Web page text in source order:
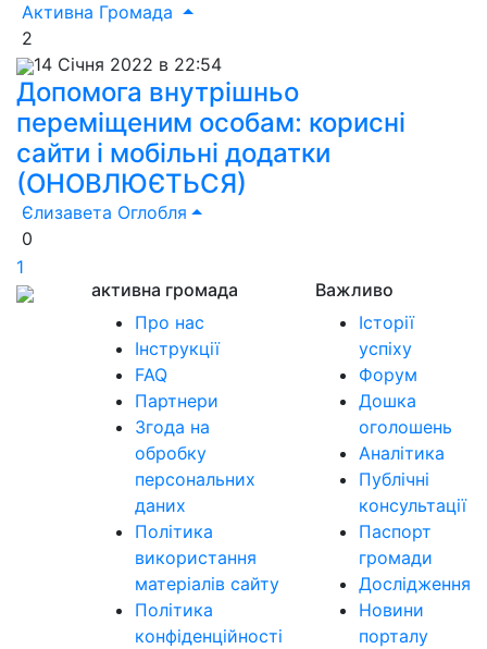
Активна Громада
2
14 Січня 2022 в 22:54
Допомога внутрішньо
переміщеним особам: корисні
сайти і мобільні додатки
(ОНОВЛЮЄТЬСЯ)
Єлизавета Оглобля
0
1
активна громада
Про нас
Інструкції
FAQ
Партнери
Згода на
обробку
персональних
даних
Політика
використання
матеріалів сайту
Політика
конфіденційності
Важливо
Історії
успіху
Форум
Дошка
оголошень
Аналітика
Публічні
консультації
Паспорт
громади
Дослідження
Новини
порталу